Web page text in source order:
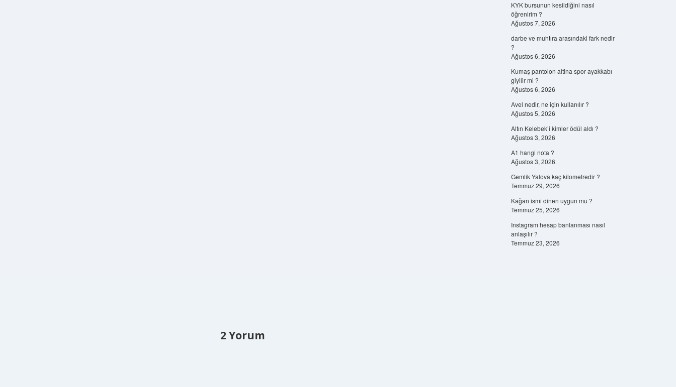
2 Yorum
KYK bursunun kesildiğini nasıl
öğrenirim ?
Ağustos 7, 2026
darbe ve muhtıra arasındaki fark nedir
?
Ağustos 6, 2026
Kumaş pantolon altina spor ayakkabı
giyilir mi ?
Ağustos 6, 2026
Avel nedir, ne için kullanılır ?
Ağustos 5, 2026
Altın Kelebek’i kimler ödül aldı ?
Ağustos 3, 2026
A1 hangi nota ?
Ağustos 3, 2026
Gemlik Yalova kaç kilometredir ?
Temmuz 29, 2026
Kağan ismi dinen uygun mu ?
Temmuz 25, 2026
Instagram hesap banlanması nasıl
anlaşılır ?
Temmuz 23, 2026